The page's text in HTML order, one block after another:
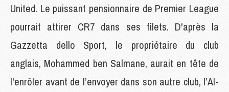
United. Le puissant pensionnaire de Premier League
pourrait attirer CR7 dans ses filets. D'après la
Gazzetta dello Sport, le propriétaire du club
anglais, Mohammed ben Salmane, aurait en tête de
l'enrôler avant de l’envoyer dans son autre club, l’Al-